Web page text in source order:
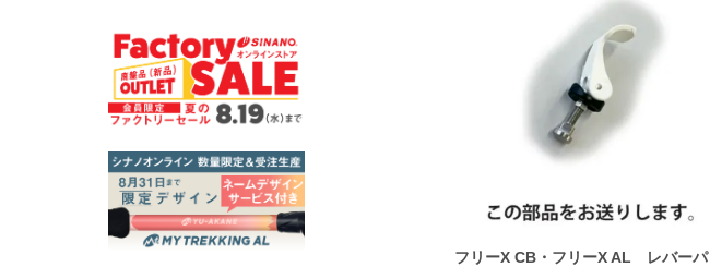
フリーX CB・フリーX AL レバーパ